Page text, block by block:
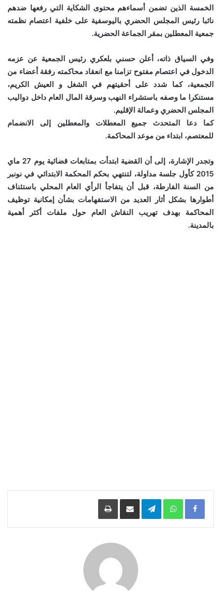
الخمسة الذين تضمن أسماءهم محتوى الشكاية التي رفعها ضدهم
نائبا رئيس المجلس الحضري باليوسفية على خلفية اعتصام نظمته
جمعية المعطلين بمقر الجماعة الحضرية.
وفي السياق ذاته، أعلن حسني بلعكري رئيس الجمعية عن عزمه
الدخول في اعتصام مفتوح تزامنا مع انعقاد محاكمته رفقة أعضاء من
الجمعية، كما شدد على أحقيتهم في الشغل و العيش الكريم،
مستنكرا ما وصفه باستشراء النهب وسرقة المال العام داخل دواليب
المجلس الحضري وعمالة الإقليم.
كما دعا المتحدث جميع المعطلات والمعطلين إلى الانضمام
للمعتصم، ابتداء من موعد المحاكمة.
وتجدر الإشارة، إلى أن القضية ابتدأت بمتابعات قضائية يوم 27 ماي
2015 كأول جلسة مداولة، لتنتهي بحكم المحكمة الابتدائي في نونبر
من السنة الفارطة، قبل أن يتفاجأ الرأي العام المحلي باستئناف
أطوارها بشكل أثار العديد من الاستفهامات بشأن إمكانية توظيف
المحاكمة بهدف تهريب النقاش العام حول ملفات أكثر أهمية
بالمدينة.
Facebook
WhatsApp
Telegramمشاركة عبر البريد طباعة